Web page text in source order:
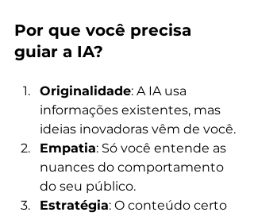
Por que você precisa
guiar a IA?
Originalidade: A IA usa
informações existentes, mas
ideias inovadoras vêm de você.
Empatia: Só você entende as
nuances do comportamento
do seu público.
Estratégia: O conteúdo certo